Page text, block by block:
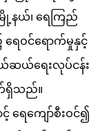
မြို့နယ်၊ ရေကြည်
ရေဝင်ရောက်မှုနှင့်
ယ်ဆယ်ရေးလုပ်ငန်း
လျက်ရှိသည်။
ရေကျော်စီးဝင်၍